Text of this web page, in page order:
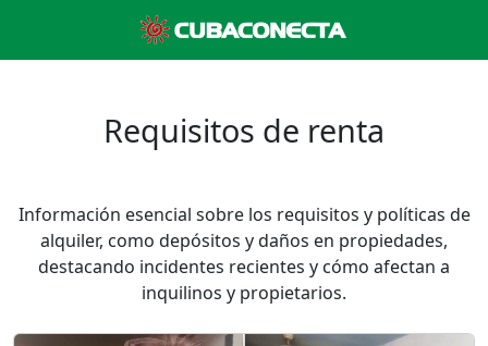
Requisitos de renta
Información esencial sobre los requisitos y políticas de
alquiler, como depósitos y daños en propiedades,
destacando incidentes recientes y cómo afectan a
inquilinos y propietarios.